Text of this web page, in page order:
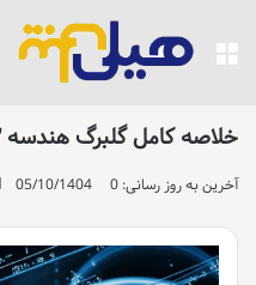
منو
خلاصه کامل گلبرگ هندسه ۳ دوازدهم ریاضی (غلامی)
آخرین به روز رسانی: 05/10/1404 0